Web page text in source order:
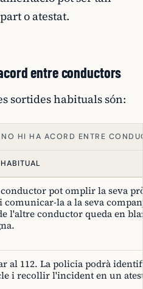
o atestat.
entre conductors
sortides habituals són:
HI HA ACORD ENTRE
conductor pot omplir la seva
comunicar-la a la seva
l'altre conductor queda en
al 112. La policia podrà
i recollir l'incident en un